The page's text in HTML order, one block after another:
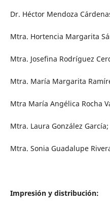
Dr. Héctor Mendoza
Mtra. Hortencia Margarita
Mtra. Josefina Rodríguez
Mtra. María Margarita
Mtra María Angélica Rocha
Mtra. Laura González García;
Mtra. Sonia Guadalupe
Impresión y distribución: